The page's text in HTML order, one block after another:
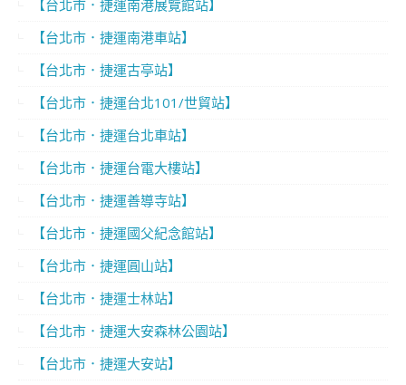
【台北市．捷運南港展覽館站】
【台北市．捷運南港車站】
【台北市．捷運古亭站】
【台北市．捷運台北101/世貿站】
【台北市．捷運台北車站】
【台北市．捷運台電大樓站】
【台北市．捷運善導寺站】
【台北市．捷運國父紀念館站】
【台北市．捷運圓山站】
【台北市．捷運士林站】
【台北市．捷運大安森林公園站】
【台北市．捷運大安站】